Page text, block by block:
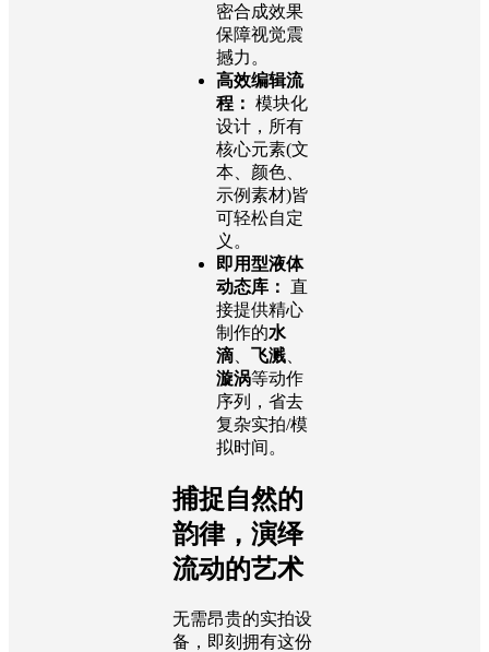
密合成效果
保障视觉震
撼力。
高效编辑流
程： 模块化
设计，所有
核心元素(文
本、颜色、
示例素材)皆
可轻松自定
义。
即用型液体
动态库： 直
接提供精心
制作的水
滴
飞溅
漩涡等动作
序列，省去
复杂实拍/模
拟时间。
捕捉自然的
韵律，演绎
流动的艺术
无需昂贵的实拍设
备，即刻拥有这份